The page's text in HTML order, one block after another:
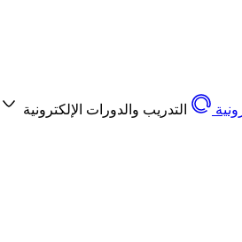
التدريب والدورات الإلكترونية